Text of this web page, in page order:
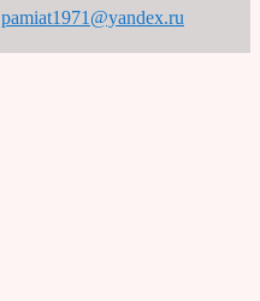
pamiat1971@yandex.ru